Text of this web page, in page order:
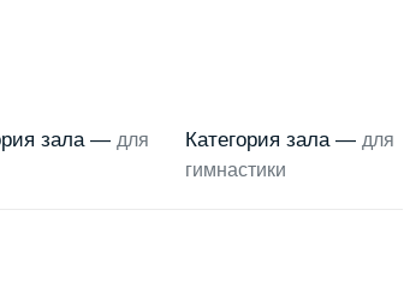
зала — для
Категория зала —для
гимнастики